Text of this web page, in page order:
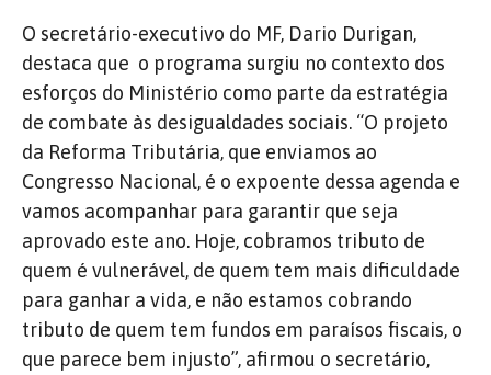
O secretário-executivo do MF, Dario Durigan,
destaca que o programa surgiu no contexto dos
esforços do Ministério como parte da estratégia
de combate às desigualdades sociais. “O projeto
da Reforma Tributária, que enviamos ao
Congresso Nacional, é o expoente dessa agenda e
vamos acompanhar para garantir que seja
aprovado este ano. Hoje, cobramos tributo de
quem é vulnerável, de quem tem mais dificuldade
para ganhar a vida, e não estamos cobrando
tributo de quem tem fundos em paraísos fiscais, o
que parece bem injusto”, afirmou o secretário,